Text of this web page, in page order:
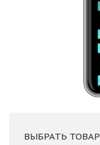
ВЫБРАТЬ ТОВАР